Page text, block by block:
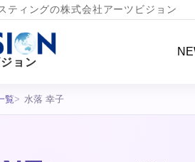
ティングの株式会社アーツビジョン
ョン
覧 水落 幸子